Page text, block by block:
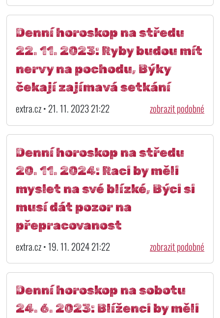
Denní horoskop na středu
22. 11. 2023: Ryby budou mít
nervy na pochodu, Býky
čekají zajímavá setkání
extra.cz • 21. 11. 2023 21:22 zobrazit podobné
Denní horoskop na středu
20. 11. 2024: Raci by měli
myslet na své blízké, Býci si
musí dát pozor na
přepracovanost
extra.cz • 19. 11. 2024 21:22 zobrazit podobné
Denní horoskop na sobotu
24. 6. 2023: Blíženci by měli